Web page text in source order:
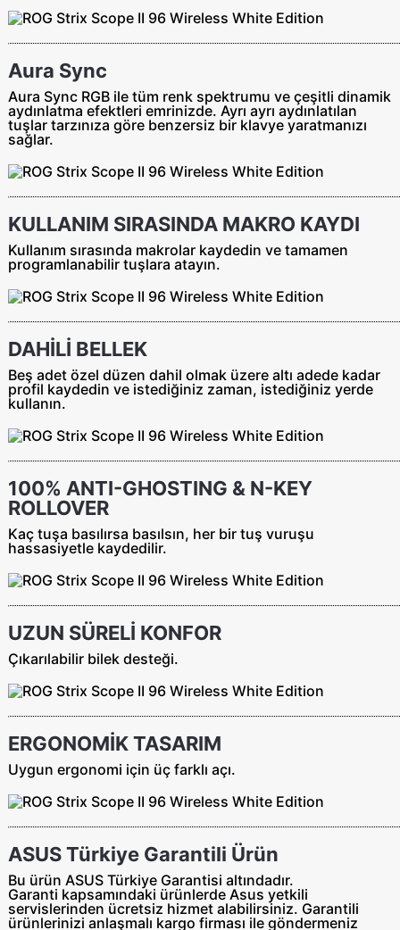
Aura Sync
Aura Sync RGB ile tüm renk spektrumu ve çeşitli dinamik
aydınlatma efektleri emrinizde. Ayrı ayrı aydınlatılan
tuşlar tarzınıza göre benzersiz bir klavye yaratmanızı
sağlar.
KULLANIM SIRASINDA MAKRO KAYDI
Kullanım sırasında makrolar kaydedin ve tamamen
programlanabilir tuşlara atayın.
DAHİLİ BELLEK
Beş adet özel düzen dahil olmak üzere altı adede kadar
profil kaydedin ve istediğiniz zaman, istediğiniz yerde
kullanın.
100% ANTI-GHOSTING & N-KEY
ROLLOVER
Kaç tuşa basılırsa basılsın, her bir tuş vuruşu
hassasiyetle kaydedilir.
UZUN SÜRELİ KONFOR
Çıkarılabilir bilek desteği.
ERGONOMİK TASARIM
Uygun ergonomi için üç farklı açı.
ASUS Türkiye Garantili Ürün
Bu ürün ASUS Türkiye Garantisi altındadır.
Garanti kapsamındaki ürünlerde Asus yetkili
servislerinden ücretsiz hizmet alabilirsiniz. Garantili
ürünlerinizi anlaşmalı kargo firması ile göndermeniz